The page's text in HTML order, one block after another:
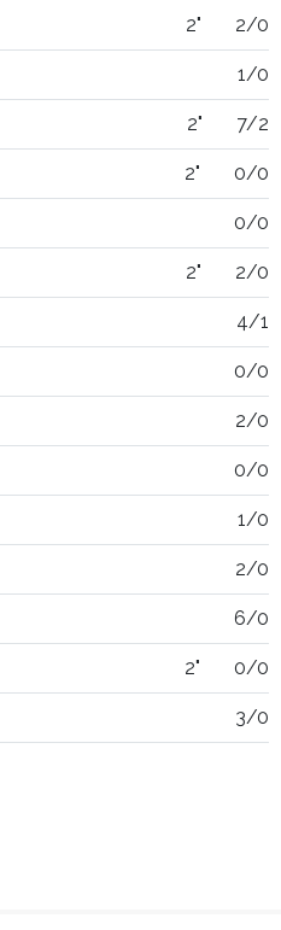
2" 2/0
1/0
2" 7/2
2" 0/0
0/0
2" 2/0
4/1
0/0
2/0
0/0
1/0
2/0
6/0
2" 0/0
3/0